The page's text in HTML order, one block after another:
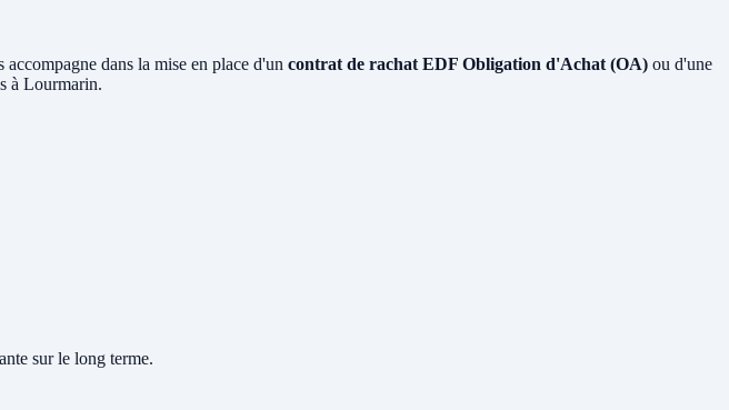
dans la mise en place d'un contrat de rachat EDF Obligation d'Achat (OA) ou d'une
à Lourmarin.
sur le long terme.